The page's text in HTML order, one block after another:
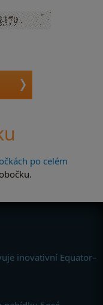
po celém
inovativní Equator–